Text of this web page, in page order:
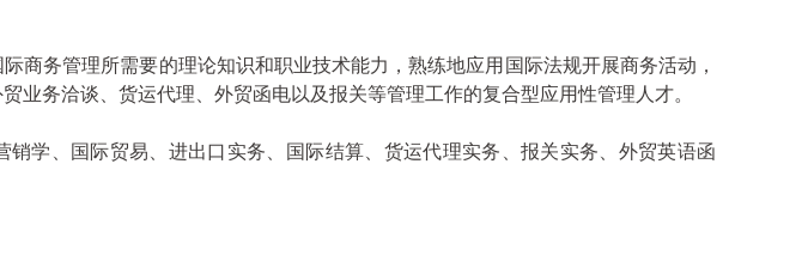
商务管理所需要的理论知识和职业技术能力，熟练地应用国际法规开展商务活动，
业务洽谈、货运代理、外贸函电以及报关等管理工作的复合型应用性管理人才。
学、国际贸易、进出口实务、国际结算、货运代理实务、报关实务、外贸英语函